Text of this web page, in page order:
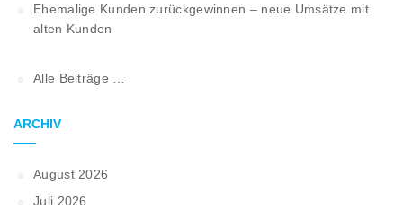
Ehemalige Kunden zurückgewinnen – neue Umsätze mit
alten Kunden
Alle Beiträge …
ARCHIV
August 2026
Juli 2026